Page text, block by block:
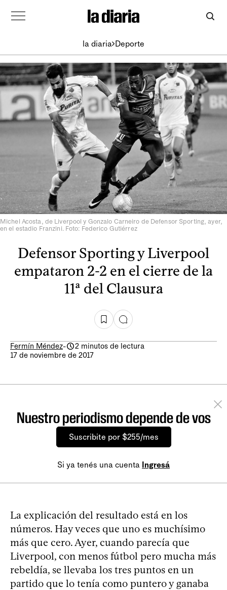
la diaria Deporte
Michel Acosta, de Liverpool y Gonzalo Carneiro de Defensor Sporting, ayer,
en el estadio Franzini. Foto: Federico Gutiérrez
Defensor Sporting y Liverpool
empataron 2-2 en el cierre de la
11ª del Clausura
Fermín Méndez-
2 minutos de lectura
17 de noviembre de 2017
Nuestro periodismo depende de vos
Suscribite por $255/mes
Si ya tenés una cuenta Ingresá
La explicación del resultado está en los
números. Hay veces que uno es muchísimo
más que cero. Ayer, cuando parecía que
Liverpool, con menos fútbol pero mucha más
rebeldía, se llevaba los tres puntos en un
partido que lo tenía como puntero y ganaba